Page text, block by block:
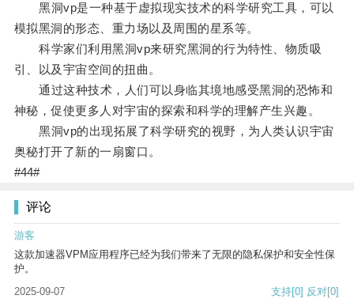
黑洞vp是一种基于虚拟现实技术的科学研究工具，可以
模拟黑洞的形态、重力场以及周围的星系等。
科学家们利用黑洞vp来研究黑洞的行为特性、物质吸
引、以及宇宙空间的扭曲。
通过这种技术，人们可以身临其境地感受黑洞的恐怖和
神秘，促使更多人对宇宙的探索和科学的理解产生兴趣。
黑洞vp的出现拓展了科学研究的视野，为人类认识宇宙
奥秘打开了新的一扇窗口。
#44#
评论
游客
这款加速器VPM应用程序已经为我们带来了无限的隐私保护和安全性保
护。
2025-09-07
支持[0] 反对[0]